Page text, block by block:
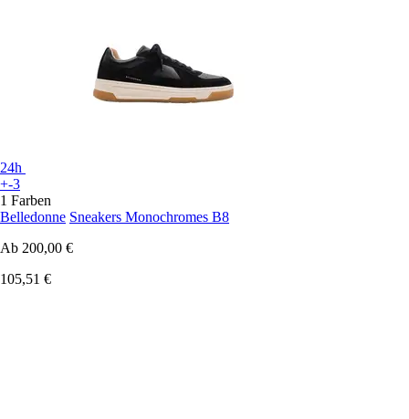
24h
+-3
1 Farben
Belledonne Sneakers Monochromes B8
Ab 200,00 €
105,51 €